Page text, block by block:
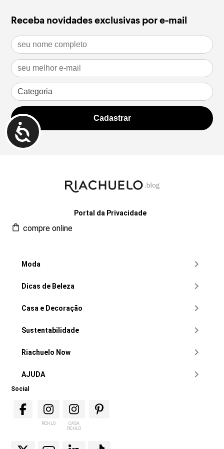
Receba novidades exclusivas por e-mail
Portal da Privacidade
compre online
Moda
Dicas de Beleza
Casa e Decoração
Sustentabilidade
Riachuelo Now
AJUDA
Social
RCHLO
CASA
RCHLO